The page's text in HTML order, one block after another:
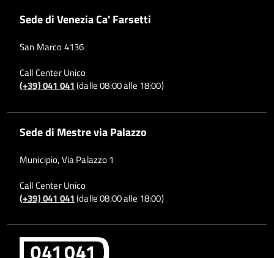
Sede di Venezia Ca' Farsetti
San Marco 4136
Call Center Unico
(+39) 041 041(dalle 08:00 alle 18:00)
Sede di Mestre via Palazzo
Municipio, Via Palazzo 1
Call Center Unico
(+39) 041 041(dalle 08:00 alle 18:00)